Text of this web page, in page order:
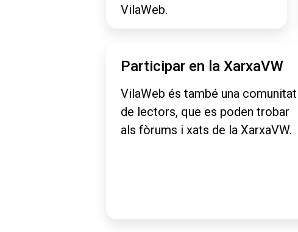
VilaWeb.
Participar en la XarxaVW
VilaWeb és també una comunitat
de lectors, que es poden trobar
als fòrums i xats de la XarxaVW.